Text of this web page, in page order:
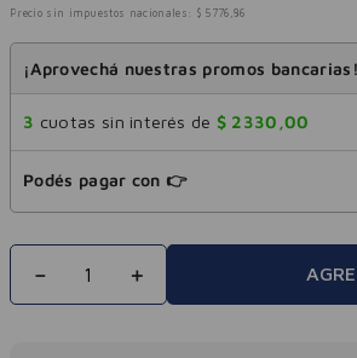
Precio sin impuestos nacionales: $ 5776 ,86
¡Aprovechá nuestras promos bancarias!
3 cuotas sin interés de $ 2330 ,00
Podés pagar con 👉
＋
－